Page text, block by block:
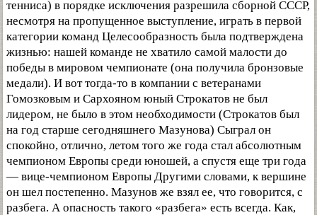
тенниса) в порядке исключения разрешила сборной СССР,
несмотря на пропущенное выступление, играть в первой
категории команд Целесообразность была подтверждена
жизнью: нашей команде не хватило самой малости до
победы в мировом чемпионате (она получила бронзовые
медали). И вот тогда-то в компании с ветеранами
Гомозковым и Сархояном юный Строкатов не был
лидером, не было в этом необходимости (Строкатов был
на год старше сегодняшнего Мазунова) Сыграл он
спокойно, отлично, летом того же года стал абсолютным
чемпионом Европы среди юношей, а спустя еще три года
— вице-чемпионом Европы Другими словами, к вершине
он шел постепенно. Мазунов же взял ее, что говорится, с
разбега. А опасность такого «разбега» есть всегда. Как,